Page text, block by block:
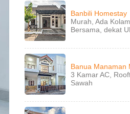
Banbili Homestay
Murah, Ada
Bersama, dekat
Banua Manaman
3 Kamar AC,
Sawah